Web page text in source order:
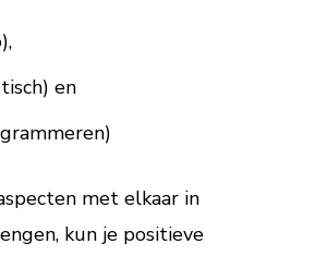
en
met elkaar in
kun je positieve